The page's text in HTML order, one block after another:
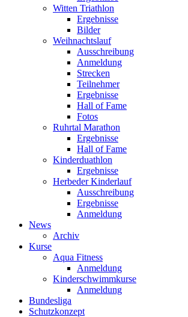
Witten Triathlon
Ergebnisse
Bilder
Weihnachtslauf
Ausschreibung
Anmeldung
Strecken
Teilnehmer
Ergebnisse
Hall of Fame
Fotos
Ruhrtal Marathon
Ergebnisse
Hall of Fame
Kinderduathlon
Ergebnisse
Herbeder Kinderlauf
Ausschreibung
Ergebnisse
Anmeldung
News
Archiv
Kurse
Aqua Fitness
Anmeldung
Kinderschwimmkurse
Anmeldung
Bundesliga
Schutzkonzept